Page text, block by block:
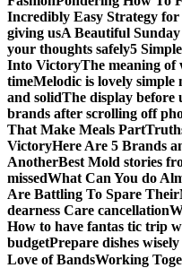
Incredibly Easy Strategy
giving usA Beautiful
your thoughts safely5
Into VictoryThe meaning of
timeMelodic is lovely simple
and solidThe display before
brands after scrolling off
That Make Meals Part
VictoryHere Are 5 Brands
AnotherBest Mold stories
missedWhat Can You do
Are Battling To Spare Their
dearness Care cancellation
How to have fantas tic trip
budgetPrepare dishes
Love of BandsWorking